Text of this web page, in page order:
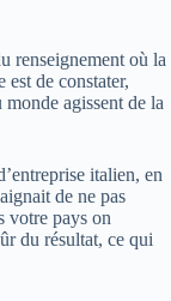
renseignement où la
est de constater,
monde agissent de la
italien, en
de ne pas
votre pays on
du résultat, ce qui